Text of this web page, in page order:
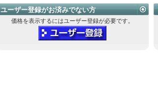
ユーザー登録がお済みでない方
価格を表示するにはユーザー登録が必要です。